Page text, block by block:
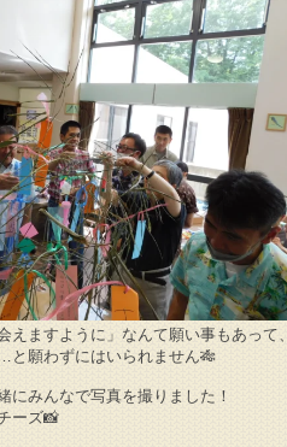
えますように」なんて願い事もあって、
願わずにはいられません🎋
にみんなで写真を撮りました！
ーズ📸